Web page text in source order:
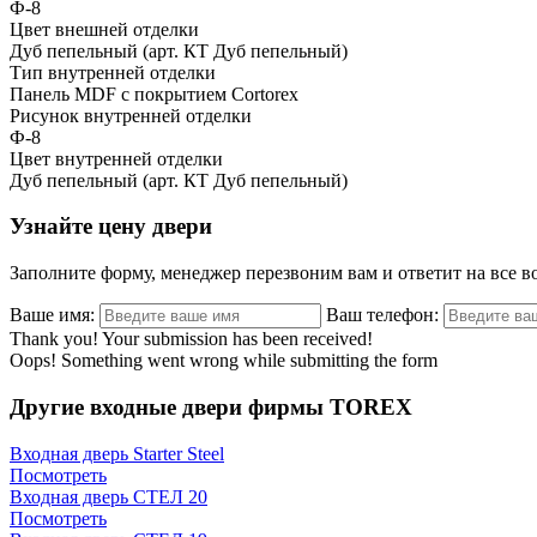
Ф-8
Цвет внешней отделки
Дуб пепельный (арт. КТ Дуб пепельный)
Тип внутренней отделки
Панель MDF с покрытием Cortorex
Рисунок внутренней отделки
Ф-8
Цвет внутренней отделки
Дуб пепельный (арт. КТ Дуб пепельный)
Узнайте цену двери
Заполните форму, менеджер перезвоним вам и ответит на все
Ваше имя:
Ваш телефон:
Thank you! Your submission has been received!
Oops! Something went wrong while submitting the form
Другие входные двери фирмы TOREX
Входная дверь Starter Steel
Посмотреть
Входная дверь СТЕЛ 20
Посмотреть